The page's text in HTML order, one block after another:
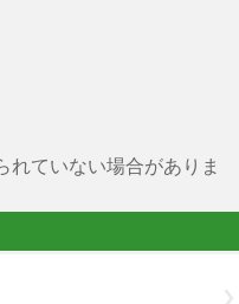
ていない場合がありま